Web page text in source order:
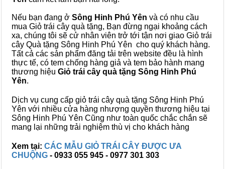
Nếu bạn đang ở Sông Hinh Phú Yên và có nhu cầu
mua Giỏ trái cây quà tặng, Bạn đừng ngại khoảng cách
xa, chúng tôi sẽ cử nhân viên trở tới tận nơi giao Giỏ trái
cây Quà tặng Sông Hinh Phú Yên cho quý khách hàng.
Tất cả các sản phẩm đăng tải trên website đều là hình
thực tế, có tem chống hàng giả và tem bảo hành mang
thương hiệu Giỏ trái cây quà tặng Sông Hinh Phú
Yên.
Dịch vụ cung cấp giỏ trái cây quà tặng Sông Hinh Phú
Yên với nhiều cửa hàng nhượng quyền thương hiệu tại
Sông Hinh Phú Yên Cũng như toàn quốc chắc chắn sẽ
mang lại những trải nghiệm thù vị cho khách hàng
Xem tại: CÁC MẪU GIỎ TRÁI CÂY ĐƯỢC ƯA
CHUỘNG - 0933 055 945 - 0977 301 303